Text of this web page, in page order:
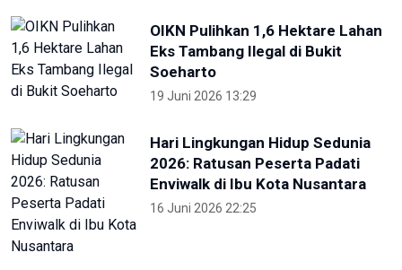
OIKN Pulihkan 1,6 Hektare Lahan
Eks Tambang Ilegal di Bukit
Soeharto
19 Juni 2026 13:29
Hari Lingkungan Hidup Sedunia
2026: Ratusan Peserta Padati
Enviwalk di Ibu Kota Nusantara
16 Juni 2026 22:25